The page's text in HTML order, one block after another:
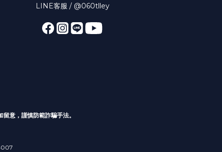
LINE客服 / @060tlley
意，謹慎防範詐騙手法。